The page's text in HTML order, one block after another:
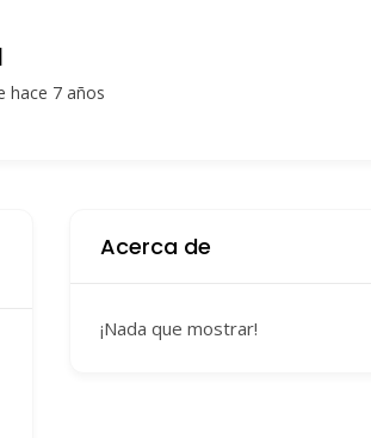
hace 7 años
Acerca de
¡Nada que mostrar!